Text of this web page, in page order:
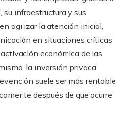
su infraestructura y sus
agilizar la atención inicial,
en situaciones críticas
económica de las
la inversión privada
suele ser más rentable
después de que ocurre